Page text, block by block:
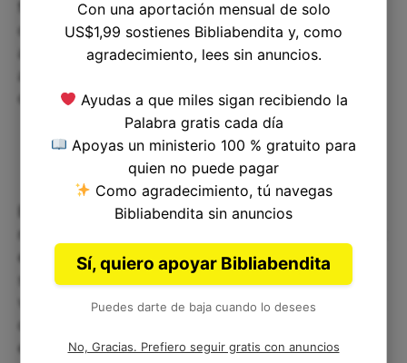
fe. La realidad espiritual de tales entidades no
debe incitar al temor, sino motivar a una vida en
armonía con las enseñanzas de Jesús y una
oponen a lo divino.
En la reflexión sobre estas verdades teológicas,
el desafío de discernir y resistir el mal en todas
sus formas, y la esperanza en la promesa de la
victoria final del bien sobre las fuerzas de la
embarca en su camino espiritual, la figura del hijo
Con una aportación mensual de solo
US$1,99 sostienes Bibliabendita y, como
agradecimiento, lees sin anuncios.
Ayudas a que miles sigan recibiendo la
Palabra gratis cada día
Apoyas un ministerio 100 % gratuito para
quien no puede pagar
Como agradecimiento, tú navegas
Bibliabendita sin anuncios
Sí, quiero apoyar Bibliabendita
Puedes darte de baja cuando lo desees
No, Gracias. Prefiero seguir gratis con anuncios